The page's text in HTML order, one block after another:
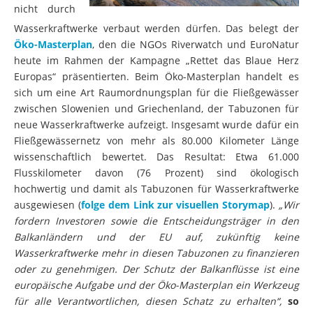
nicht durch
Wasserkraftwerke verbaut werden dürfen. Das belegt der
Öko-Masterplan, den die NGOs Riverwatch und EuroNatur
heute im Rahmen der Kampagne „Rettet das Blaue Herz
Europas“ präsentierten. Beim Öko-Masterplan handelt es
sich um eine Art Raumordnungsplan für die Fließgewässer
zwischen Slowenien und Griechenland, der Tabuzonen für
neue Wasserkraftwerke aufzeigt. Insgesamt wurde dafür ein
Fließgewässernetz von mehr als 80.000 Kilometer Länge
wissenschaftlich bewertet. Das Resultat: Etwa 61.000
Flusskilometer davon (76 Prozent) sind ökologisch
hochwertig und damit als Tabuzonen für Wasserkraftwerke
ausgewiesen (folge dem Link zur visuellen Storymap). „Wir
fordern Investoren sowie die Entscheidungsträger in den
Balkanländern und der EU auf, zukünftig keine
Wasserkraftwerke mehr in diesen Tabuzonen zu finanzieren
oder zu genehmigen. Der Schutz der Balkanflüsse ist eine
europäische Aufgabe und der Öko-Masterplan ein Werkzeug
für alle Verantwortlichen, diesen Schatz zu erhalten“, so